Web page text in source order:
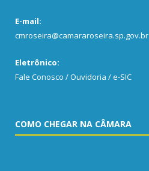
E-mail:
cmroseira@camararoseira.sp.gov.br
Eletrônico:
Fale Conosco / Ouvidoria / e-SIC
COMO CHEGAR NA CÂMARA